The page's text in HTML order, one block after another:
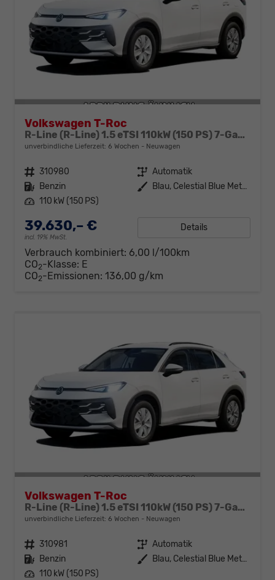
Volkswagen T-Roc
R-Line (R-Line) 1.5 eTSI 110kW (150 PS) 7-Gang DSG
unverbindliche Lieferzeit: 6 Wochen Neuwagen
Fahrzeugnr. 310980 Getriebe Automatik
Kraftstoff Benzin Außenfarbe
Blau, Celestial Blue Metallic (7X)
Leistung 110 kW (150 PS)
39.630,– €
incl. 19% MwSt.
Details
Verbrauch kombiniert: 6,00 l/100km
CO2-Klasse: E
CO2-Emissionen: 136,00 g/km
Volkswagen T-Roc
R-Line (R-Line) 1.5 eTSI 110kW (150 PS) 7-Gang DSG
unverbindliche Lieferzeit: 6 Wochen Neuwagen
Fahrzeugnr. 310981 Getriebe Automatik
Kraftstoff Benzin Außenfarbe
Blau, Celestial Blue Metallic (7X)
Leistung 110 kW (150 PS)